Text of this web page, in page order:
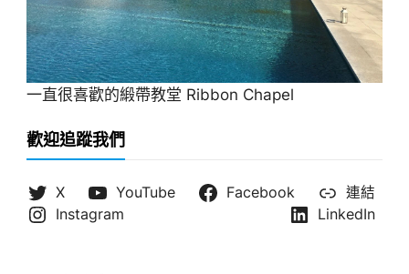
一直很喜歡的緞帶教堂 Ribbon Chapel
歡迎追蹤我們
X YouTube Facebook
連結
Instagram
LinkedIn